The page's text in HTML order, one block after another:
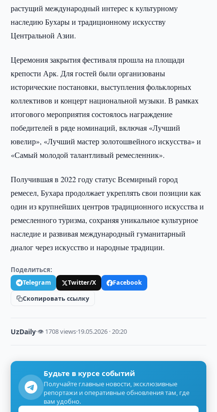
растущий международный интерес к культурному
наследию Бухары и традиционному искусству
Центральной Азии.
Церемония закрытия фестиваля прошла на площади
крепости Арк. Для гостей были организованы
исторические постановки, выступления фольклорных
коллективов и концерт национальной музыки. В рамках
итогового мероприятия состоялось награждение
победителей в ряде номинаций, включая «Лучший
ювелир», «Лучший мастер золотошвейного искусства» и
«Самый молодой талантливый ремесленник».
Получившая в 2022 году статус Всемирный город
ремесел, Бухара продолжает укреплять свои позиции как
один из крупнейших центров традиционного искусства и
ремесленного туризма, сохраняя уникальное культурное
наследие и развивая международный гуманитарный
диалог через искусство и народные традиции.
Поделиться:
Telegram Twitter/X
Facebook
Скопировать ссылку
UzDaily·👁 1708 views·19.05.2026 · 20:20
Будьте в курсе событий
Получайте главные новости, эксклюзивные
репортажи и оперативные обновления там, где
вам удобно.